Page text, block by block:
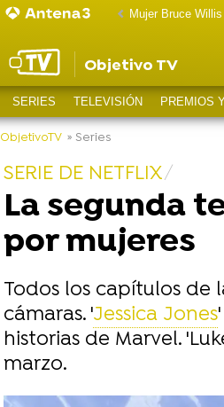
Mujer Bruce
Objetivo TV
SERIES TELEVISIÓN PREMIOS
ObjetivoTV » Series
SERIE DE NETFLIX
La segunda
por mujeres
Todos los capítulos de
cámaras. 'Jessica Jones
historias de Marvel.
marzo.
-